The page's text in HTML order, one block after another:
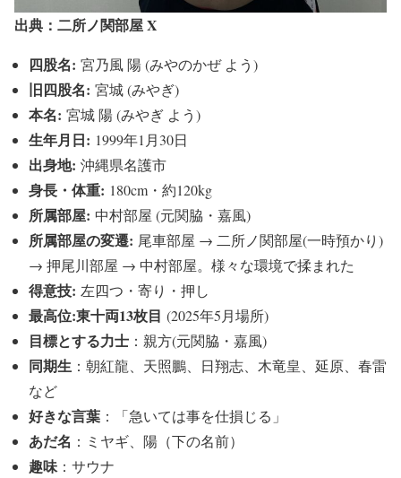
出典：二所ノ関部屋 X
四股名: 宮乃風 陽 (みやのかぜ よう)
旧四股名: 宮城 (みやぎ)
本名: 宮城 陽 (みやぎ よう)
生年月日: 1999年1月30日
出身地: 沖縄県名護市
身長・体重: 180cm・約120kg
所属部屋: 中村部屋 (元関脇・嘉風)
所属部屋の変遷: 尾車部屋 → 二所ノ関部屋(一時預かり)
→ 押尾川部屋 → 中村部屋。様々な環境で揉まれた
得意技: 左四つ・寄り・押し
最高位:東十両13枚目 (2025年5月場所)
目標とする力士 ：親方(元関脇・嘉風)
同期生 ：朝紅龍、天照鵬、日翔志、木竜皇、延原、春雷
など
好きな言葉 ：「急いては事を仕損じる」
あだ名 ：ミヤギ、陽（下の名前）
趣味 ：サウナ